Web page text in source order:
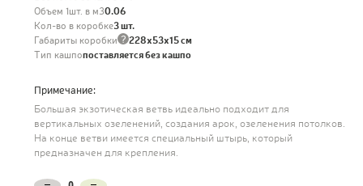
Объем 1шт. в м30.06
Кол-во в коробке3 шт.
Габариты коробки ? 228х53х15 см
Тип кашпопоставляется без кашпо
Примечание:
Большая экзотическая ветвь идеально подходит для
вертикальных озеленений, создания арок, озеленения потолков.
На конце ветви имеется специальный штырь, который
предназначен для крепления.